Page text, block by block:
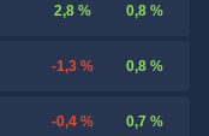
2,8 % 0,8 %
-1,3 % 0,8 %
-0,4 % 0,7 %